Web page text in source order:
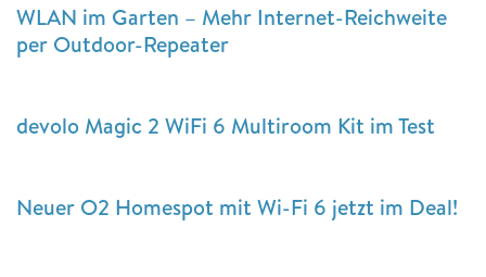
WLAN im Garten – Mehr Internet-Reichweite
per Outdoor-Repeater
devolo Magic 2 WiFi 6 Multiroom Kit im Test
Neuer O2 Homespot mit Wi-Fi 6 jetzt im Deal!